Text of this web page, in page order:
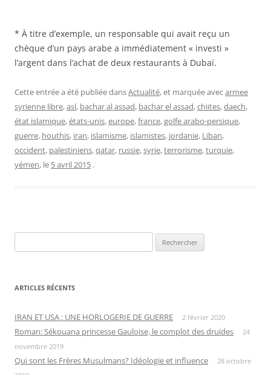
* À titre d’exemple, un responsable qui avait reçu un
chèque d’un pays arabe a immédiatement « investi »
l’argent dans l’achat de deux restaurants à Dubaï.
Cette entrée a été publiée dansActualité, et marquée avecarmee
syrienne libre,asl, bachar al assad, bachar el assad,chiites,daech,
état islamique,états-unis,europe,france,golfe arabo-persique,
guerre, houthis, iran, islamisme, islamistes, jordanie, Liban,
occident, palestiniens,qatar, russie,syrie,terrorisme,turquie,
yémen, le 5 avril 2015 .
ARTICLES RÉCENTS
IRAN ET USA : UNE HORLOGERIE DE GUERRE 2 février 2020
Roman: Sékouana princesse Gauloise, le complot des druides
24
novembre 2019
Qui sont les Frères Musulmans? Idéologie et influence
28 octobre